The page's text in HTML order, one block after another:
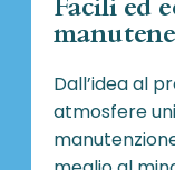
Facili ed
Dall’idea al
atmosfere